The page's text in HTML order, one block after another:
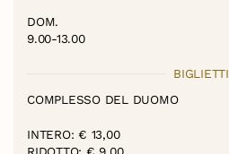
DOM.
9.00-13.00
BIGLIETTI
COMPLESSO DEL DUOMO
INTERO: € 13,00
RIDOTTO: € 9,00